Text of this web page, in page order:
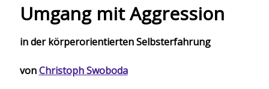
Umgang mit Aggression
in der körperorientierten Selbsterfahrung
vonChristoph Swoboda